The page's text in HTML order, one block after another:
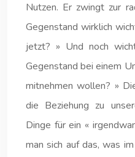
Nutzen. Er zwingt zur
Gegenstand wirklich
jetzt? » Und noch
Gegenstand bei einem
mitnehmen wollen? »
die Beziehung zu
Dinge für ein «
man sich auf das, was